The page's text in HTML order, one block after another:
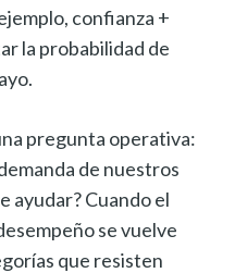
confianza +
la probabilidad de
pregunta operativa:
de nuestros
ayudar? Cuando el
se vuelve
que resisten